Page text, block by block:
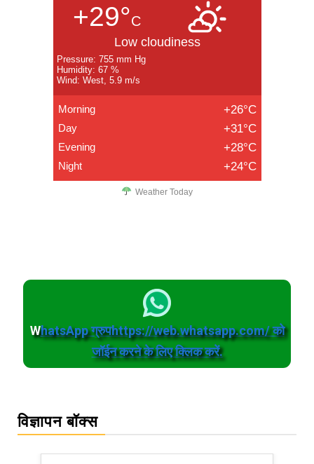
+29°C
Low cloudiness
Pressure: 755 mm Hg
Humidity: 67 %
Wind: West, 5.9 m/s
Morning +26°C
Day +31°C
Evening +28°C
Night +24°C
Weather Today
WhatsApp ग्रुपhttps://web.whatsapp.com/ को
जॉईन करने के लिए क्लिक करें.
विज्ञापन बॉक्स